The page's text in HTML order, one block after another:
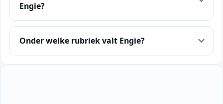
Engie?
Onder welke rubriek valt Engie?